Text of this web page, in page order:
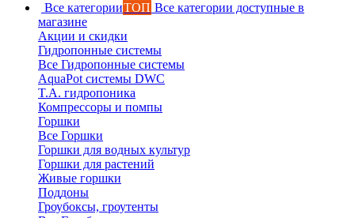
Все категорииТОП Все категории доступные в
магазине
Акции и скидки
Гидропонные системы
Все Гидропонные системы
AquaPot системы DWC
T.A. гидропоника
Компрессоры и помпы
Горшки
Все Горшки
Горшки для водных культур
Горшки для растений
Живые горшки
Поддоны
Гроубоксы, гроутенты